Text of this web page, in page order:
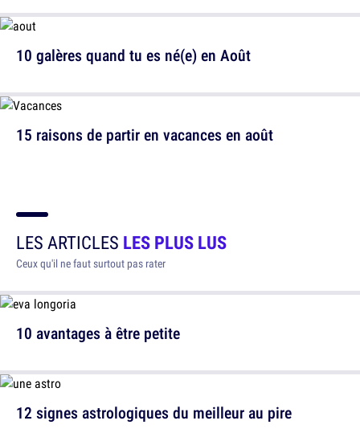
10 galères quand tu es né(e) en Août
15 raisons de partir en vacances en août
LES ARTICLES LES PLUS LUS
Ceux qu'il ne faut surtout pas rater
10 avantages à être petite
12 signes astrologiques du meilleur au pire